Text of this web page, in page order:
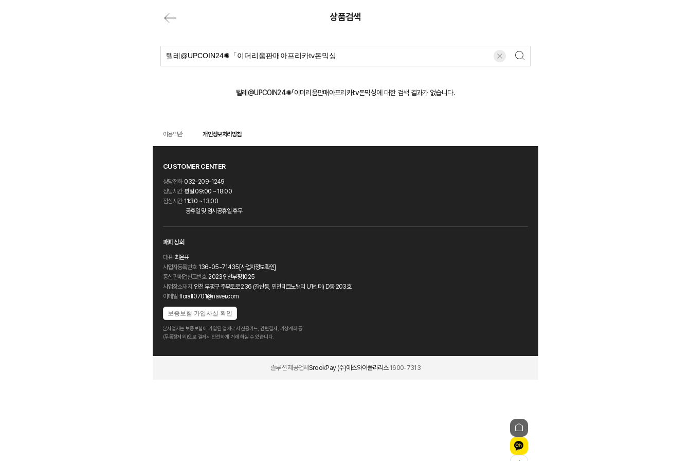
상품검색
텔레@UPCOIN24✺「이더리움판매아프리카tv돈믹싱에 대한 검색 결과가 없습니다.
이용약관 개인정보처리방침
CUSTOMER CENTER
상담전화 032-209-1249
상담시간 평일 09:00 ~ 18:00
점심시간 11:30 ~ 13:00
공휴일 및 임시공휴일 휴무
패피상회
대표 최은표
사업자등록번호 136-05-71435 [사업자정보확인]
통신판매업신고번호 2023인천부평1025
사업장소재지 인천 부평구 주부토로 236 (갈산동, 인천테크노밸리 U1센터) D동 203호
이메일 florall0701@naver.com
보증보험 가입사실 확인
본사업자는 보증보험에 가입된 업체로서 신용카드, 간편결제, 가상계좌 등
(무통장제외)으로 결제시 안전하게 거래 하실 수 있습니다.
솔루션 제공업체 SrookPay (주)에스와이폴라리스1600-7313